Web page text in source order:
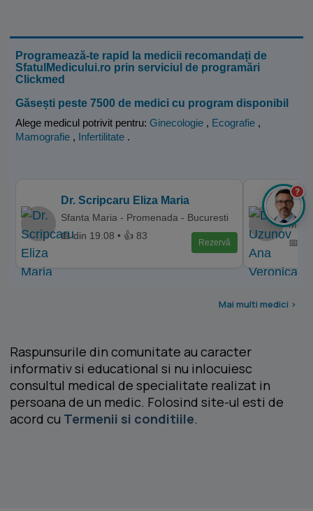
Programează-te rapid la medicii recomandați de
SfatulMedicului.ro prin serviciul de programări
Clickmed
Găsești peste 7500 de medici cu program disponibil
Alege medicul potrivit pentru: Ginecologie , Ecografie ,
Mamografie , Infertilitate .
Dr. Scripcaru Eliza Maria
Sfanta Maria - Promenada - Bucuresti
📅 din 19.08 • 👍 83
Rezervă
Dr.
📅
Mai multi medici >
Raspunsurile din comunitate au caracter
informativ si educational si nu inlocuiesc
consultul medical de specialitate realizat in
persoana de un medic. Folosind site-ul esti de
acord cu Termenii si conditiile.
?